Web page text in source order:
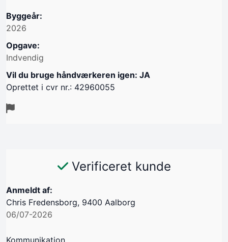
Byggeår:
2026
Opgave:
Indvendig
Vil du bruge håndværkeren igen: JA
Oprettet i cvr nr.: 42960055
Verificeret kunde
Anmeldt af:
Chris Fredensborg, 9400 Aalborg
06/07-2026
Kommunikation